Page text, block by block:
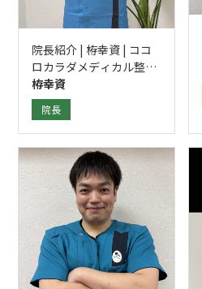
院長紹介 | 栫幸資 | ココ
ロカラダメディカル整体
院 立川南口院
栫幸資
院長